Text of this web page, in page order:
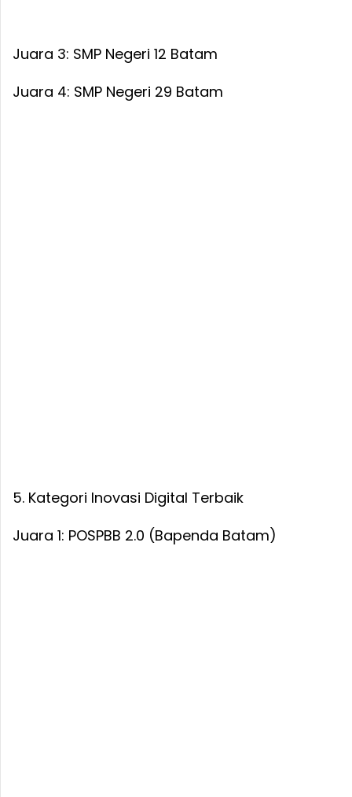
Juara 3: SMP Negeri 12 Batam
Juara 4: SMP Negeri 29 Batam
5. Kategori Inovasi Digital Terbaik
Juara 1: POSPBB 2.0 (Bapenda Batam)